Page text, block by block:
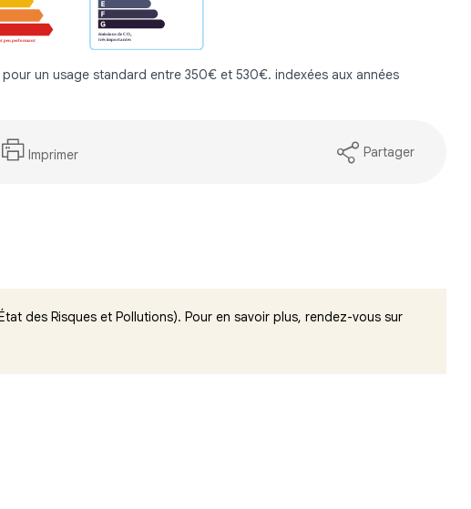
un usage standard entre 350€ et 530€. indexées aux années
Imprimer Partager
des Risques et Pollutions). Pour en savoir plus, rendez-vous sur